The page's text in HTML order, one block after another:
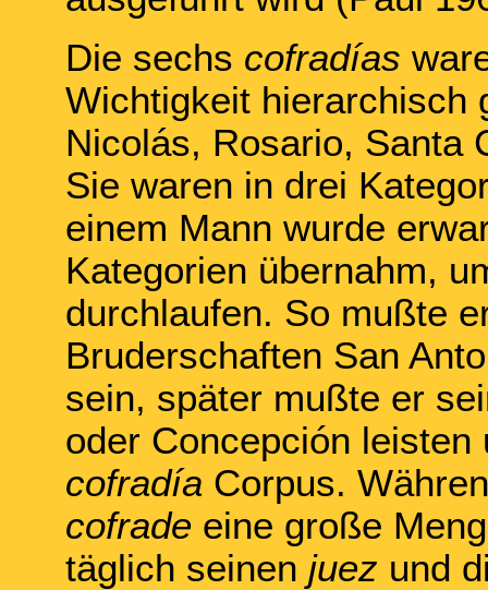
Die sechs cofradías
Wichtigkeit hierarchisch
Nicolás, Rosario, Santa
Sie waren in drei
einem Mann wurde
Kategorien übernahm,
durchlaufen. So mußte
Bruderschaften San
sein, später mußte er
oder Concepción
cofradíaCorpus.
cofradeeine große
täglich seinen juez und